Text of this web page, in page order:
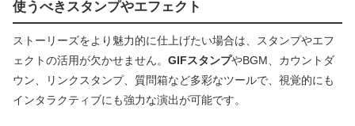
使うべきスタンプやエフェクト
ストーリーズをより魅力的に仕上げたい場合は、スタンプやエフ
ェクトの活用が欠かせません。 GIFスタンプやBGM、カウントダ
ウン、リンクスタンプ、質問箱など多彩なツールで、視覚的にも
インタラクティブにも強力な演出が可能です。